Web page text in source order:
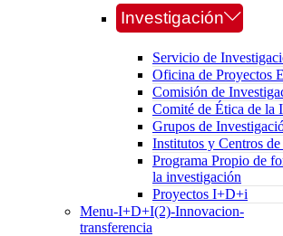
Investigación
Servicio de
Oficina de Proyectos
Comisión de
Comité de Ética de la
Grupos de
Institutos y Centros
Programa Propio de
la investigación
Proyectos I+D+i
Menu-I+D+I(2)-Innovacion-
transferencia